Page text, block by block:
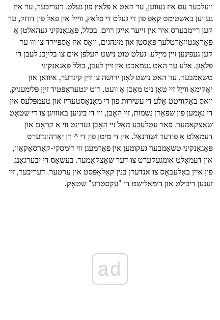
וועלכער עס איז געווען, ער האט אַ פּלאַץ פון געלט. דעריבער, ער איז
געווען באשטימט קאָפּ פון די געלט די פּלאַץ, ווייַל אין פאַל פון דוחק, ער
קען ריימבערס איר אין זייער אייגן רוים. בכלל, פּאָגאַנקיני געהאלטן אַ
פאַראַנטוואָרטלעך פּאָסטן און מינהגים, וואָס איז אַספּיירד צו ווו ער
קען געפינען זיין מייַלע. געלט טוט נישט העלפן אים צו בלייַבנ לעבן די
פּלאָגן. אַלע ער האט געמאכט אין זיין לעבן, כולל פּאָגאַנקיני
טשאַמבער, ער האט נישט לאָזן ירושה צו זייַן קינדער, איוואן און
יאַקימאַ ווייַל זיי טאָן ניט מאַכן אַ וועט. רוט ינטעראַפּטיד זייַן פּלימעניק,
וואס באַקוויטט אַלע די עשירות פון די מאַנאַסטעריז און טעמפּלעס אין
די נאָמען פון שפּאָרן נשמות, זיי האָבן, ווי די ביניען באווויגן צו די שטאָט
שאַצקאַמער. פֿאַר עטלעכע מאָל זיי האָבן געדינט ווי אַ קראָם און
דעמאָלט אַ פּודער זשורנאַל. אין די מיטן פון די ^ ךן יאָרהונדערט
פּאָגאַנקיני טשאַמבער געקומען אין פאַרמעגן ווי רימסקי-קאָרסאַקאָוו,
און דעמאָלט אומגעקערט צו דער שאַצקאַמער. בעשאַס די יבערגאַנג
פון איין באַלעבאָס צו אנדערן בנין קאַלאַפּסט אין ערטער. דעריבער, זיי
זענען ריבילט און דימאַלישט די "עקסטרע" שטאָק.
ad